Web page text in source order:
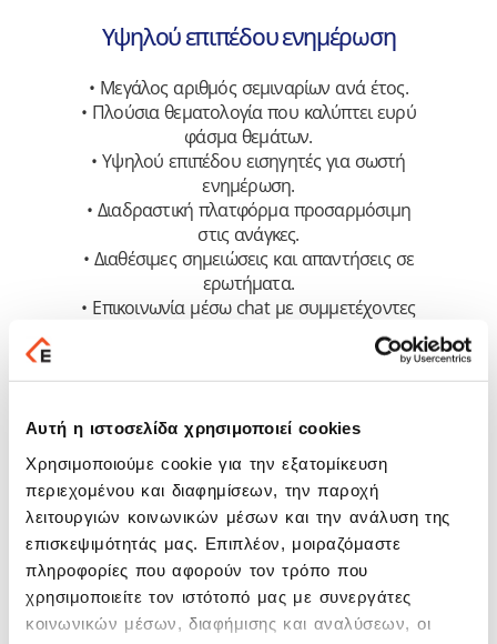
Αυτή η ιστοσελίδα χρησιμοποιεί cookies
Χρησιμοποιούμε cookie για την εξατομίκευση
περιεχομένου και διαφημίσεων, την παροχή
λειτουργιών κοινωνικών μέσων και την ανάλυση της
επισκεψιμότητάς μας. Επιπλέον, μοιραζόμαστε
πληροφορίες που αφορούν τον τρόπο που
χρησιμοποιείτε τον ιστότοπό μας με συνεργάτες
κοινωνικών μέσων, διαφήμισης και αναλύσεων, οι
Υψηλού επιπέδου ενημέρωση
• Μεγάλος αριθμός σεμιναρίων ανά έτος.
• Πλούσια θεματολογία που καλύπτει ευρύ
φάσμα θεμάτων.
• Υψηλού επιπέδου εισηγητές για σωστή
ενημέρωση.
• Διαδραστική πλατφόρμα προσαρμόσιμη
στις ανάγκες.
• Διαθέσιμες σημειώσεις και απαντήσεις σε
ερωτήματα.
• Επικοινωνία μέσω chat με συμμετέχοντες
• Αποθήκευση και καταγραφή σημειώσεων.
• Πιστοποιητικό παρακολούθησης μετά το
• Δυνατότητα μαγνητοσκοπημένης
παρακολούθησης.
Highlights
Η υπηρεσία Tax Heaven Webinars προσφέρει
πάνω από 30 διαδικτυακά σεμινάρια ανά